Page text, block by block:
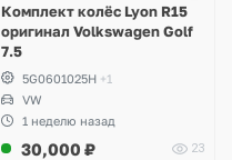
Комплект колёс Lyon R15
оригинал Volkswagen Golf
7.5
5G0601025H +1
VW
1 неделю назад
30,000 ₽ 23